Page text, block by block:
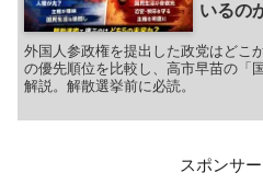
いるの
外国人参政権を提出した政党はどこ
の優先順位を比較し、高市早苗の「
解説。解散選挙前に必読。
スポンサ